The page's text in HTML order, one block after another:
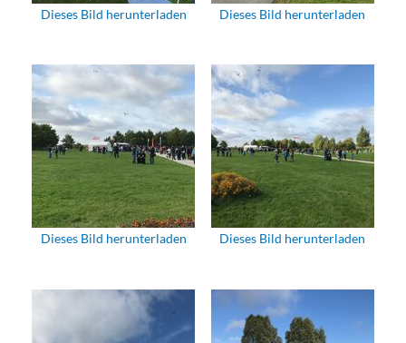
Dieses Bild herunterladen Dieses Bild herunterladen
Dieses Bild herunterladen Dieses Bild herunterladen